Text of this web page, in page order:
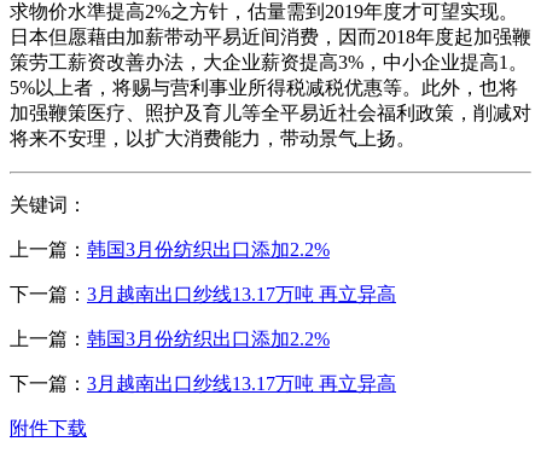
求物价水準提高2%之方针，估量需到2019年度才可望实现。
日本但愿藉由加薪带动平易近间消费，因而2018年度起加强鞭
策劳工薪资改善办法，大企业薪资提高3%，中小企业提高1。
5%以上者，将赐与营利事业所得税减税优惠等。此外，也将
加强鞭策医疗、照护及育儿等全平易近社会福利政策，削减对
将来不安理，以扩大消费能力，带动景气上扬。
关键词：
上一篇： 韩国3月份纺织出口添加2.2%
下一篇： 3月越南出口纱线13.17万吨 再立异高
上一篇： 韩国3月份纺织出口添加2.2%
下一篇： 3月越南出口纱线13.17万吨 再立异高
附件下载